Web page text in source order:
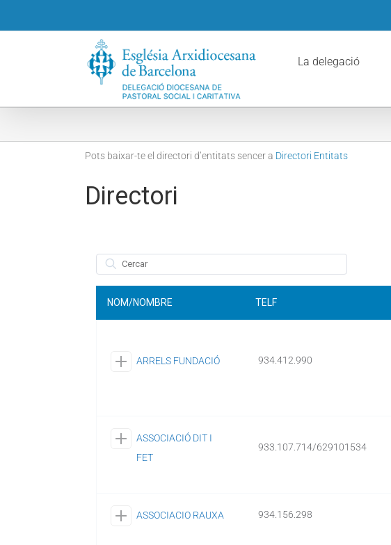
La delegació
Pots baixar-te el directori d’entitats sencer a Directori Entitats
Directori
wpdatatables_frontend_strings.searchTableWCAG_wpdatatables
NOM/NOMBRE TELF
ARRELS FUNDACIÓ 934.412.990
ASSOCIACIÓ DIT I
FET
933.107.714/629101534
ASSOCIACIO RAUXA 934.156.298